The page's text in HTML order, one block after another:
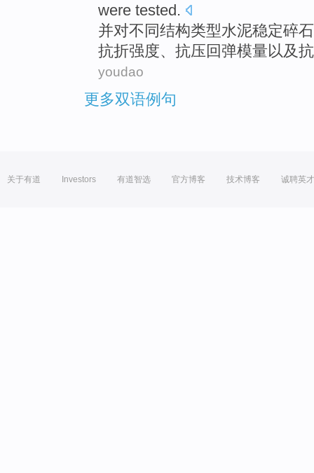
were tested.
并对不同结构类型水泥稳定碎
抗折强度、抗压回弹模量以及抗
youdao
更多双语例句
关于有道 Investors 有道智选 官方博客 技术博客 诚聘英才